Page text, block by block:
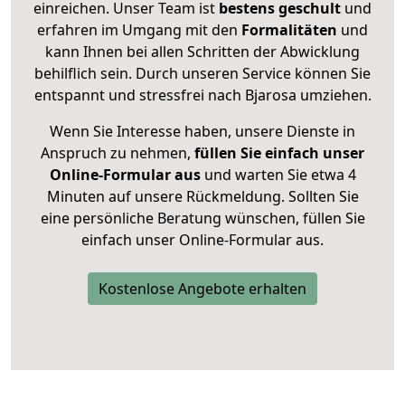
einreichen. Unser Team ist bestens geschult und
erfahren im Umgang mit den Formalitäten und
kann Ihnen bei allen Schritten der Abwicklung
behilflich sein. Durch unseren Service können Sie
entspannt und stressfrei nach Bjarosa umziehen.
Wenn Sie Interesse haben, unsere Dienste in
Anspruch zu nehmen, füllen Sie einfach unser
Online-Formular ausund warten Sie etwa 4
Minuten auf unsere Rückmeldung. Sollten Sie
eine persönliche Beratung wünschen, füllen Sie
einfach unser Online-Formular aus.
Kostenlose Angebote erhalten